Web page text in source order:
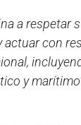
a respetar
actuar con
y marítimo